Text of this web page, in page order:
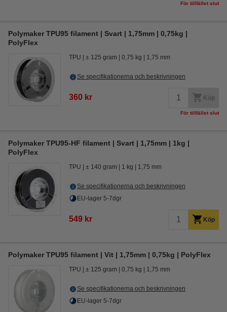
För tillfället slut
Polymaker TPU95 filament | Svart | 1,75mm | 0,75kg |
PolyFlex
TPU ± 125 gram 0,75 kg 1,75 mm
Se specifikationerna och beskrivningen
360 kr Köp
För tillfället slut
Polymaker TPU95-HF filament | Svart | 1,75mm | 1kg |
PolyFlex
TPU ± 140 gram 1 kg 1,75 mm
Se specifikationerna och beskrivningen
EU-lager 5-7dgr
549 kr Köp
Polymaker TPU95 filament | Vit | 1,75mm | 0,75kg | PolyFlex
TPU ± 125 gram 0,75 kg 1,75 mm
Se specifikationerna och beskrivningen
EU-lager 5-7dgr